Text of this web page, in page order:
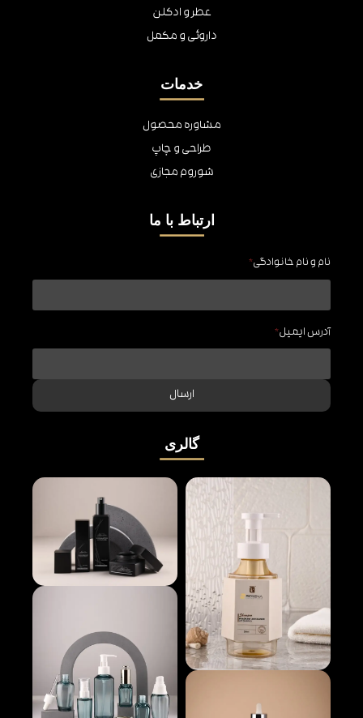
گالری
عطر و ادکلن
داروئی و مکمل
خدمات
مشاوره محصول
طراحی و چاپ
شوروم مجازی
ارتباط با ما
نام و نام خانوادگی*
آدرس ایمیل*
ارسال